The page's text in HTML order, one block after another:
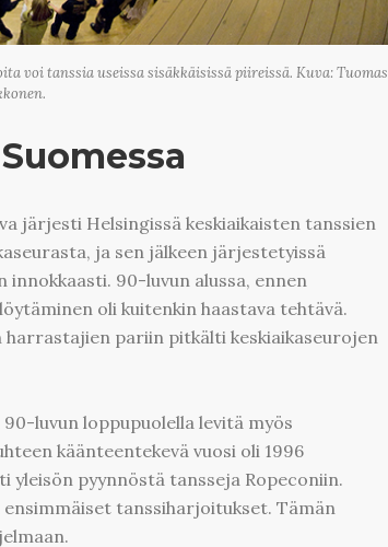
voi tanssia useissa sisäkkäisissä piireissä. Kuva: Tuomas
järjesti Helsingissä keskiaikaisten tanssien
ja sen jälkeen järjestetyissä
90-luvun alussa, ennen
oli kuitenkin haastava tehtävä.
pariin pitkälti keskiaikaseurojen
luvun loppupuolella levitä myös
käänteentekevä vuosi oli 1996
pyynnöstä tansseja Ropeconiin.
tanssiharjoitukset. Tämän